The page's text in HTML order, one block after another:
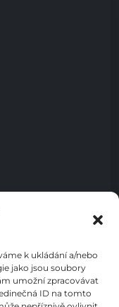
k ukládání a/nebo
jako jsou soubory
umožní zpracovávat
ID na tomto